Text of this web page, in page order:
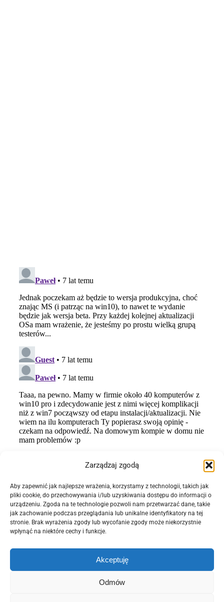
Zarządzaj zgodą
Aby zapewnić jak najlepsze wrażenia, korzystamy z technologii, takich jak
pliki cookie, do przechowywania i/lub uzyskiwania dostępu do informacji o
urządzeniu. Zgoda na te technologie pozwoli nam przetwarzać dane, takie
jak zachowanie podczas przeglądania lub unikalne identyfikatory na tej
stronie. Brak wyrażenia zgody lub wycofanie zgody może niekorzystnie
wpłynąć na niektóre cechy i funkcje.
Akceptuję
Odmów